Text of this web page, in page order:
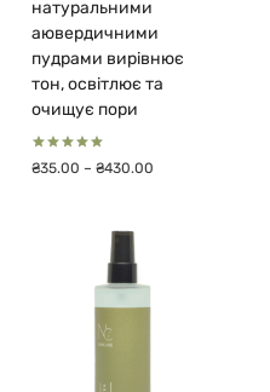
натуральними
аювердичними
пудрами вирівнює
тон, освітлює та
очищує пори
Оцінено в
5.00
₴35.00 – ₴430.00